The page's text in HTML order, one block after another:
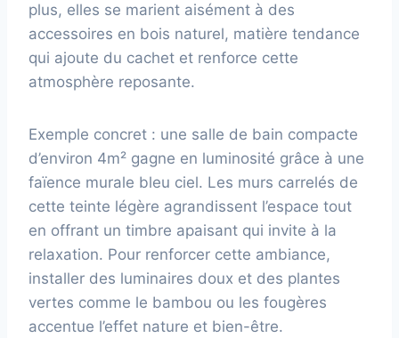
plus, elles se marient aisément à des
accessoires en bois naturel, matière tendance
qui ajoute du cachet et renforce cette
atmosphère reposante.
Exemple concret : une salle de bain compacte
d’environ 4m² gagne en luminosité grâce à une
faïence murale bleu ciel. Les murs carrelés de
cette teinte légère agrandissent l’espace tout
en offrant un timbre apaisant qui invite à la
relaxation. Pour renforcer cette ambiance,
installer des luminaires doux et des plantes
vertes comme le bambou ou les fougères
accentue l’effet nature et bien-être.